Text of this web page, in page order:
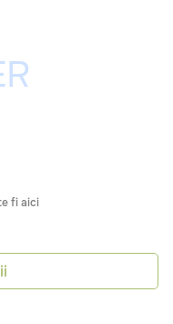
fi aici